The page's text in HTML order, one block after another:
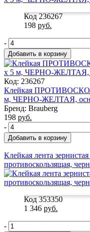
Код 236267
198 руб.
-
Добавить в корзину
Код: 236267
Клейкая
м, ЧЕРНО-ЖЕЛТАЯ,
Бренд: Brauberg
198 руб.
-
Добавить в корзину
Клейкая лента
противоскользящая,
Код 353350
1 346 руб.
-